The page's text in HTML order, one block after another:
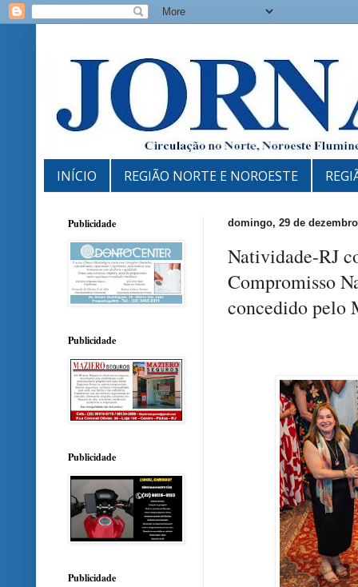
INÍCIO REGIÃO NORTE E NOROESTE
domingo, 29 de
Natividade-RJ
Compromisso
concedido pelo
Publicidade
Publicidade
Publicidade
Publicidade